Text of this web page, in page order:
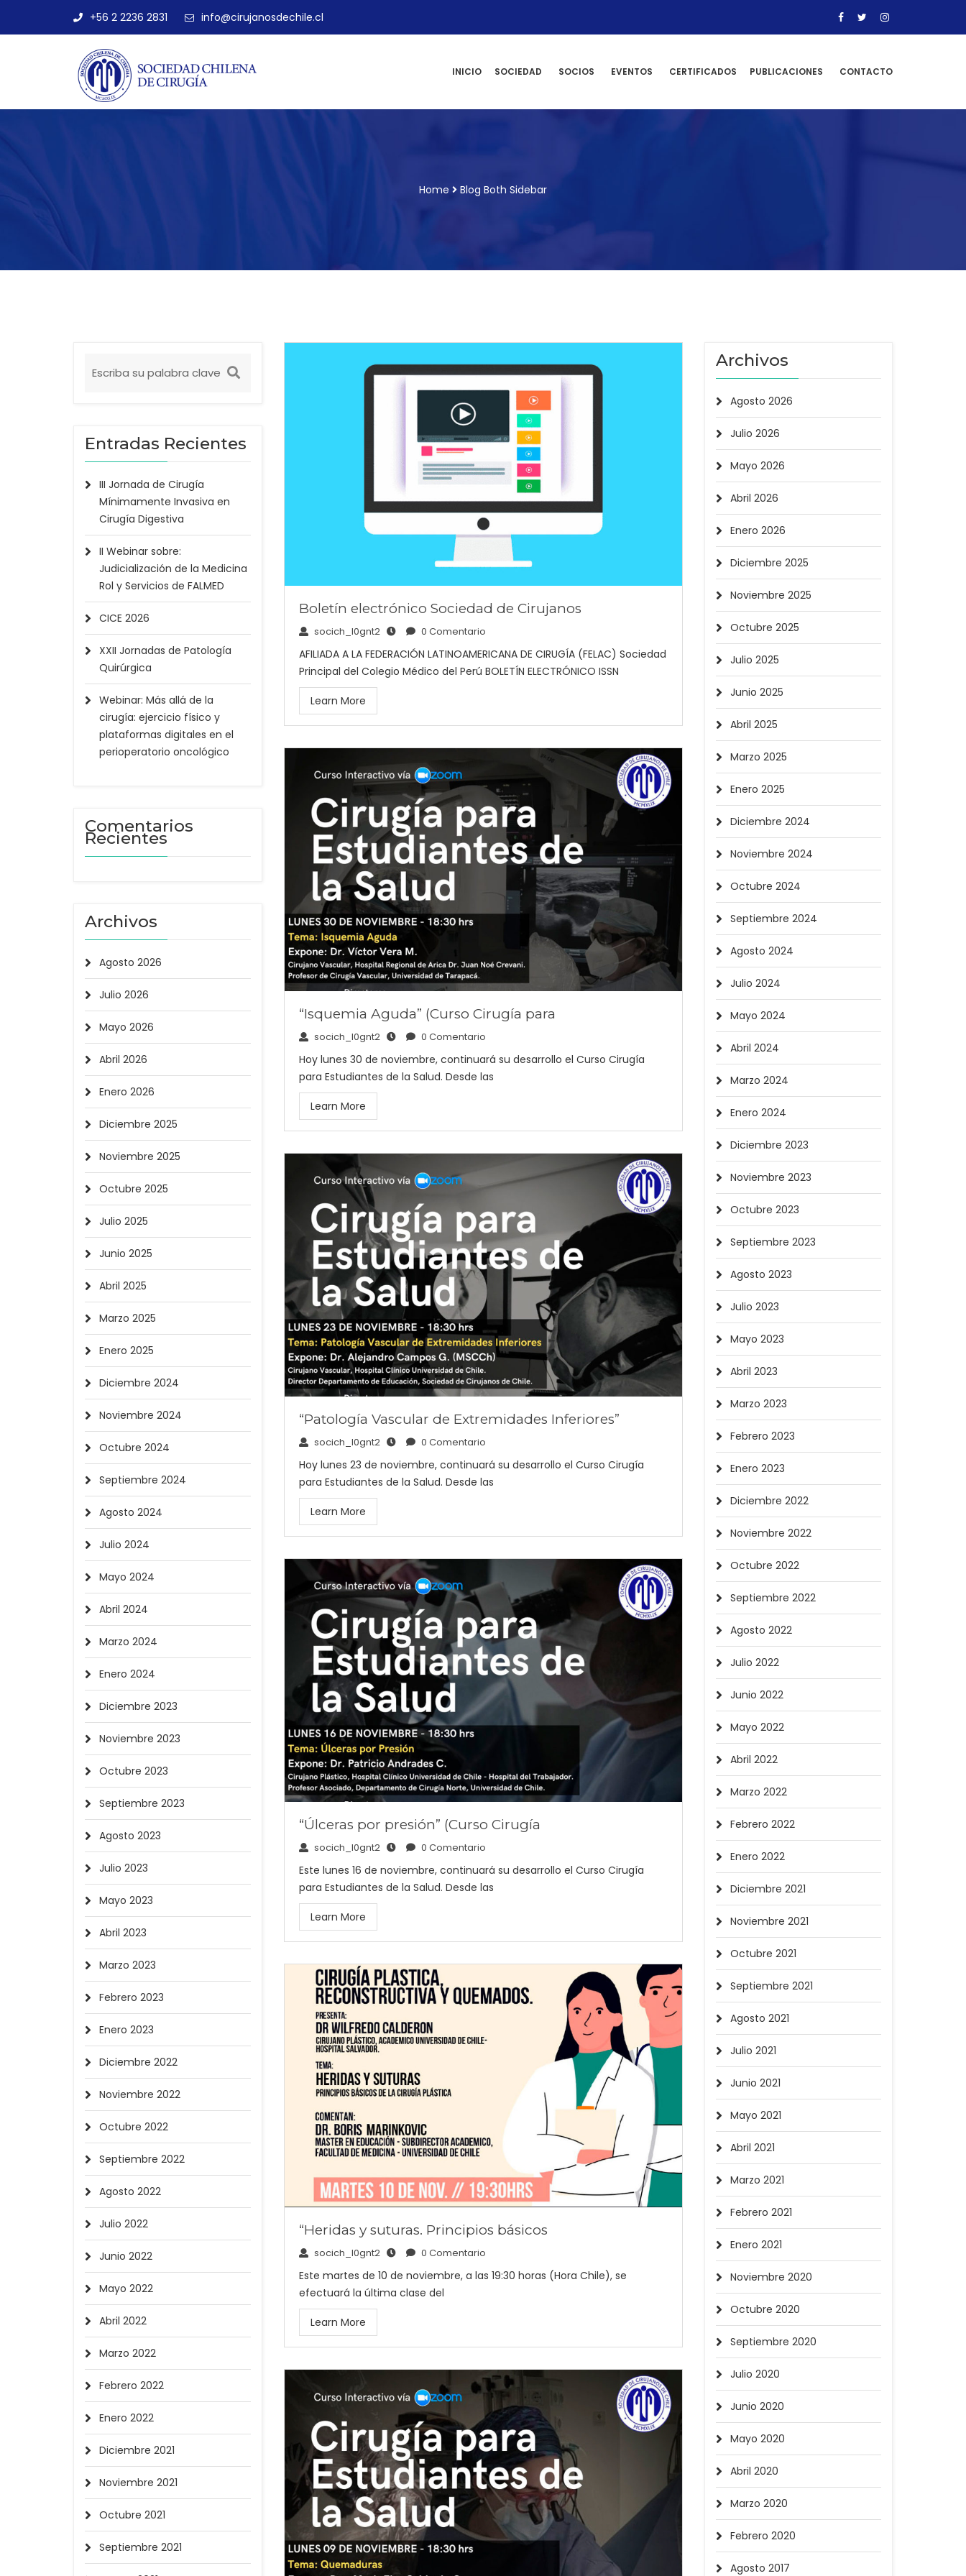
+56 2 2236 2831 info@cirujanosdechile.cl
INICIO SOCIEDAD SOCIOS EVENTOS CERTIFICADOS PUBLICACIONES CONTACTO
Home Blog Both Sidebar
Entradas Recientes
III Jornada de Cirugía
Mínimamente Invasiva en
Cirugía Digestiva
II Webinar sobre:
Judicialización de la Medicina
Rol y Servicios de FALMED
CICE 2026
XXII Jornadas de Patología
Quirúrgica
Webinar: Más allá de la
cirugía: ejercicio físico y
plataformas digitales en el
perioperatorio oncológico
Comentarios
Recientes
Archivos
Agosto 2026
Julio 2026
Mayo 2026
Abril 2026
Enero 2026
Diciembre 2025
Noviembre 2025
Octubre 2025
Julio 2025
Junio 2025
Abril 2025
Marzo 2025
Enero 2025
Diciembre 2024
Noviembre 2024
Octubre 2024
Septiembre 2024
Agosto 2024
Julio 2024
Mayo 2024
Abril 2024
Marzo 2024
Enero 2024
Diciembre 2023
Noviembre 2023
Octubre 2023
Septiembre 2023
Agosto 2023
Julio 2023
Mayo 2023
Abril 2023
Marzo 2023
Febrero 2023
Enero 2023
Diciembre 2022
Noviembre 2022
Octubre 2022
Septiembre 2022
Agosto 2022
Julio 2022
Junio 2022
Mayo 2022
Abril 2022
Marzo 2022
Febrero 2022
Enero 2022
Diciembre 2021
Noviembre 2021
Octubre 2021
Septiembre 2021
Boletín electrónico Sociedad de Cirujanos
socich_l0gnt2 0 Comentario
AFILIADA A LA FEDERACIÓN LATINOAMERICANA DE CIRUGÍA (FELAC) Sociedad
Principal del Colegio Médico del Perú BOLETÍN ELECTRÓNICO ISSN
Learn More
“Isquemia Aguda” (Curso Cirugía para
socich_l0gnt2 0 Comentario
Hoy lunes 30 de noviembre, continuará su desarrollo el Curso Cirugía
para Estudiantes de la Salud. Desde las
Learn More
“Patología Vascular de Extremidades Inferiores”
socich_l0gnt2 0 Comentario
Hoy lunes 23 de noviembre, continuará su desarrollo el Curso Cirugía
para Estudiantes de la Salud. Desde las
Learn More
“Úlceras por presión” (Curso Cirugía
socich_l0gnt2 0 Comentario
Este lunes 16 de noviembre, continuará su desarrollo el Curso Cirugía
para Estudiantes de la Salud. Desde las
Learn More
“Heridas y suturas. Principios básicos
socich_l0gnt2 0 Comentario
Este martes de 10 de noviembre, a las 19:30 horas (Hora Chile), se
efectuará la última clase del
Learn More
Archivos
Agosto 2026
Julio 2026
Mayo 2026
Abril 2026
Enero 2026
Diciembre 2025
Noviembre 2025
Octubre 2025
Julio 2025
Junio 2025
Abril 2025
Marzo 2025
Enero 2025
Diciembre 2024
Noviembre 2024
Octubre 2024
Septiembre 2024
Agosto 2024
Julio 2024
Mayo 2024
Abril 2024
Marzo 2024
Enero 2024
Diciembre 2023
Noviembre 2023
Octubre 2023
Septiembre 2023
Agosto 2023
Julio 2023
Mayo 2023
Abril 2023
Marzo 2023
Febrero 2023
Enero 2023
Diciembre 2022
Noviembre 2022
Octubre 2022
Septiembre 2022
Agosto 2022
Julio 2022
Junio 2022
Mayo 2022
Abril 2022
Marzo 2022
Febrero 2022
Enero 2022
Diciembre 2021
Noviembre 2021
Octubre 2021
Septiembre 2021
Agosto 2021
Julio 2021
Junio 2021
Mayo 2021
Abril 2021
Marzo 2021
Febrero 2021
Enero 2021
Noviembre 2020
Octubre 2020
Septiembre 2020
Julio 2020
Junio 2020
Mayo 2020
Abril 2020
Marzo 2020
Febrero 2020
Agosto 2017